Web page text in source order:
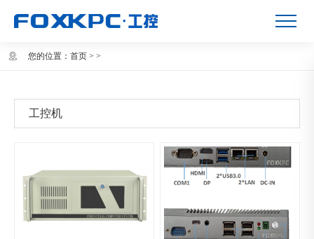
您的位置： 首页 > >
工控机